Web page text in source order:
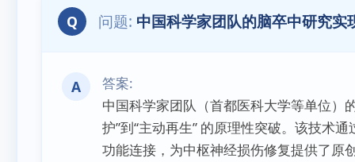
Q 中国科学家团队的脑卒中研究
A
中国科学家团队（首都医科大学等单位）
护”到“主动再生” 的原理性突破。该技术
功能连接，为中枢神经损伤修复提供了原